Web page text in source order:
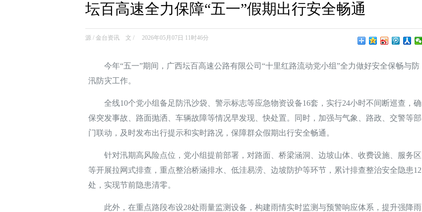
坛百高速全力保障“五一”假期出行安全畅通
源 / 金台资讯 文 / 2026年05月07日 11时46分
今年“五一”期间，广西坛百高速公路有限公司“十里红路流动党小组”全力做好安全保畅与防
汛防灾工作。
全线10个党小组备足防汛沙袋、警示标志等应急物资设备16套，实行24小时不间断巡查，确
保突发事故、路面抛洒、车辆故障等情况早发现、快处置。同时，加强与气象、路政、交警等部
门联动，及时发布出行提示和实时路况，保障群众假期出行安全畅通。
针对汛期高风险点位，党小组提前部署，对路面、桥梁涵洞、边坡山体、收费设施、服务区
等开展拉网式排查，重点整治桥涵排水、低洼易涝、边坡防护等环节，累计排查整治安全隐患12
处，实现节前隐患清零。
此外，在重点路段布设28处雨量监测设备，构建雨情实时监测与预警响应体系，提升强降雨